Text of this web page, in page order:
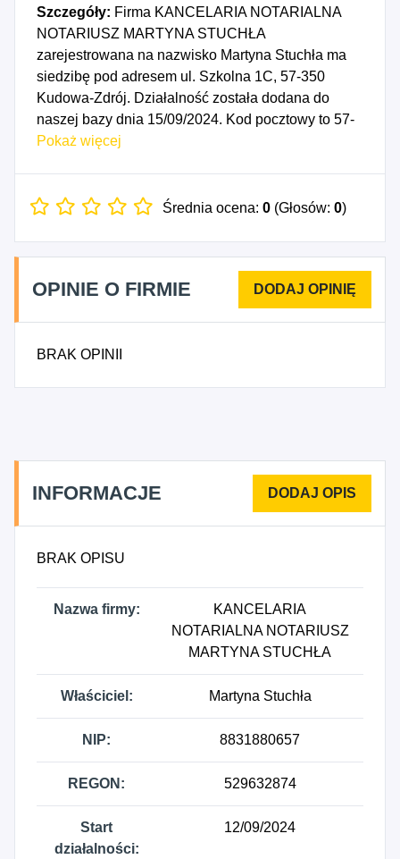
Szczegóły: Firma KANCELARIA NOTARIALNA
NOTARIUSZ MARTYNA STUCHŁA
zarejestrowana na nazwisko Martyna Stuchła ma
siedzibę pod adresem ul. Szkolna 1C, 57-350
Kudowa-Zdrój. Działalność została dodana do
naszej bazy dnia 15/09/2024. Kod pocztowy to 57-
350, województwo DOLNOŚLĄSKIE, powiat
firmy KANCELARIA NOTARIALNA NOTARIUSZ
na dzień 12/09/2024. Wybrane kody PKD to: 6910Z
- Działalność prawnicza.
Pokaż więcej
Średnia ocena: 0 (Głosów: 0)
OPINIE O FIRMIE
BRAK OPINII
INFORMACJE
BRAK OPISU
Nazwa firmy:
KANCELARIA
NOTARIALNA NOTARIUSZ
MARTYNA STUCHŁA
Właściciel: Martyna Stuchła
NIP: 8831880657
REGON: 529632874
Start
działalności:
12/09/2024